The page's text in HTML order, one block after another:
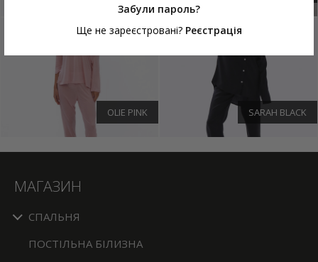
Забули пароль?
Ще не зареєстровані? Реєстрація
OLIE PINK SARAH BLACK
МАГАЗИН
СПАЛЬНЯ
ПОСТІЛЬНА БІЛИЗНА